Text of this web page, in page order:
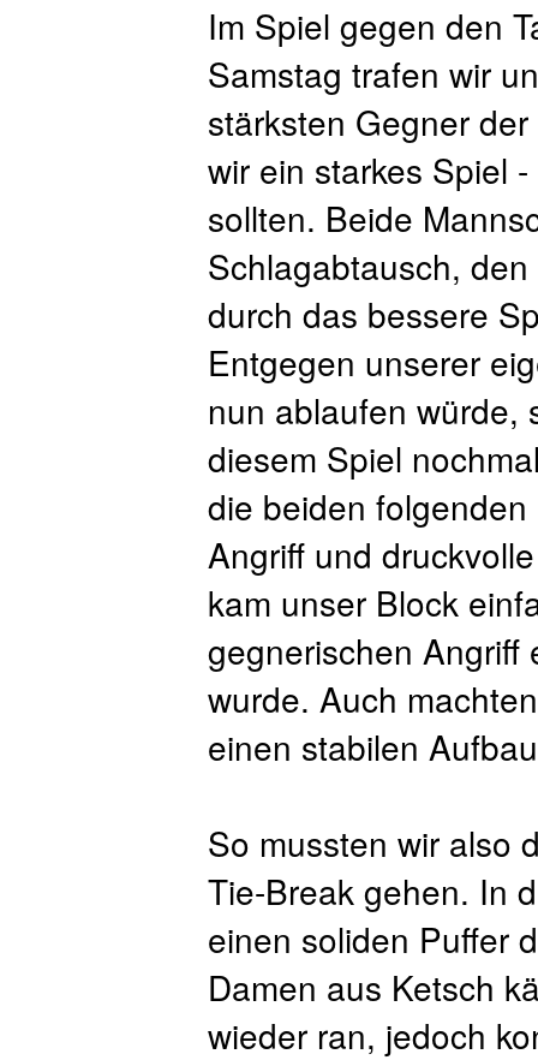
Im Spiel gegen den
Samstag trafen wir
stärksten Gegner
wir ein starkes Spiel
sollten. Beide
Schlagabtausch,
durch das bessere
Entgegen unserer
nun ablaufen würde,
diesem Spiel
die beiden
Angriff und
kam unser Block
gegnerischen Angriff
wurde. Auch
einen stabilen
So mussten wir also
Tie-Break gehen. In
einen soliden Puffer
Damen aus Ketsch
wieder ran, jedoch